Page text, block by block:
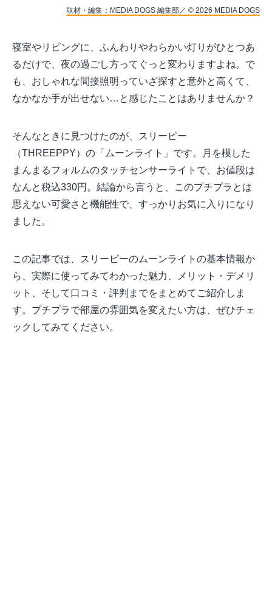
取材・編集：MEDIA DOGS 編集部／ © 2026 MEDIA DOGS
寝室やリビングに、ふんわりやわらかい灯りがひとつあ
るだけで、夜の過ごし方ってぐっと変わりますよね。で
も、おしゃれな間接照明っていざ探すと意外と高くて、
なかなか手が出せない…と感じたことはありませんか？
そんなときに見つけたのが、スリーピー
（THREEPPY）の「ムーンライト」です。月を模した
まんまるフォルムのタッチセンサーライトで、お値段は
なんと税込330円。結論から言うと、このプチプラとは
思えない可愛さと機能性で、すっかりお気に入りになり
ました。
この記事では、スリーピーのムーンライトの基本情報か
ら、実際に使ってみてわかった魅力、メリット・デメリ
ット、そして口コミ・評判までをまとめてご紹介しま
す。プチプラで部屋の雰囲気を変えたい方は、ぜひチェ
ックしてみてください。